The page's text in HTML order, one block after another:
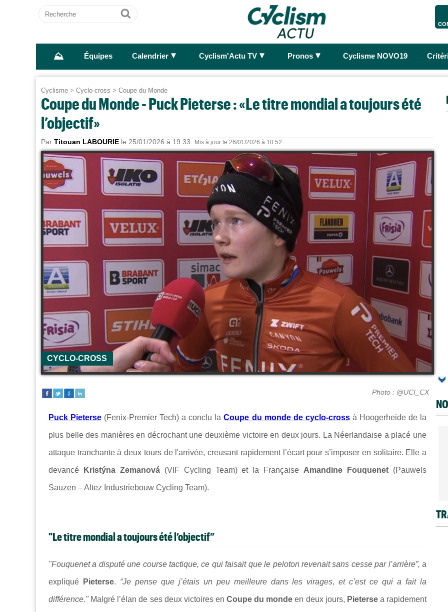
Recherche
Ok
⛰ Équipes Calendrier ► Cyclism'Actu TV ► Pronos ► Cyclisme NOVO19
Cyclisme > Cyclo-cross > Coupe du Monde
Coupe du Monde - Puck Pieterse : «Le titre mondial a toujours été
l’objectif»
Par Titouan LABOURIE le 25/01/2026 à 19:33. Mis à jour le 26/01/2026 à 10:52.
CYCLO-CROSS
Photo : @UCI_CX
Puck Pieterse (Fenix-Premier Tech) a conclu laCoupe du monde de cyclo-cross à Hoogerheide de la
plus belle des manières en décrochant une deuxième victoire en deux jours. La Néerlandaise a placé une
attaque tranchante à deux tours de l'arrivée, creusant rapidement l’écart pour s’imposer en solitaire. Elle a
devancé Kristýna Zemanová(VIF Cycling Team) et la Française Amandine Fouquenet (Pauwels
Sauzen – Altez Industriebouw Cycling Team).
"Le titre mondial a toujours été l’objectif”
"Fouquenet a disputé une course tactique, ce qui faisait que le peloton revenait sans cesse par l’arrière”, a
expliqué Pieterse. “Je pense que j’étais un peu meilleure dans les virages, et c’est ce qui a fait la
différence." Malgré l’élan de ses deux victoires en Coupe du monde en deux jours, Pieterse a rapidement